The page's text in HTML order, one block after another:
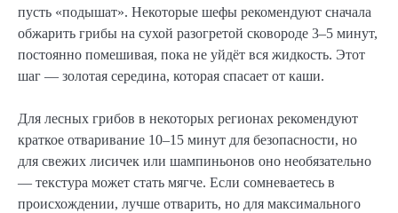
пусть «подышат». Некоторые шефы рекомендуют сначала
обжарить грибы на сухой разогретой сковороде 3–5 минут,
постоянно помешивая, пока не уйдёт вся жидкость. Этот
шаг — золотая середина, которая спасает от каши.
Для лесных грибов в некоторых регионах рекомендуют
краткое отваривание 10–15 минут для безопасности, но
для свежих лисичек или шампиньонов оно необязательно
— текстура может стать мягче. Если сомневаетесь в
происхождении, лучше отварить, но для максимального